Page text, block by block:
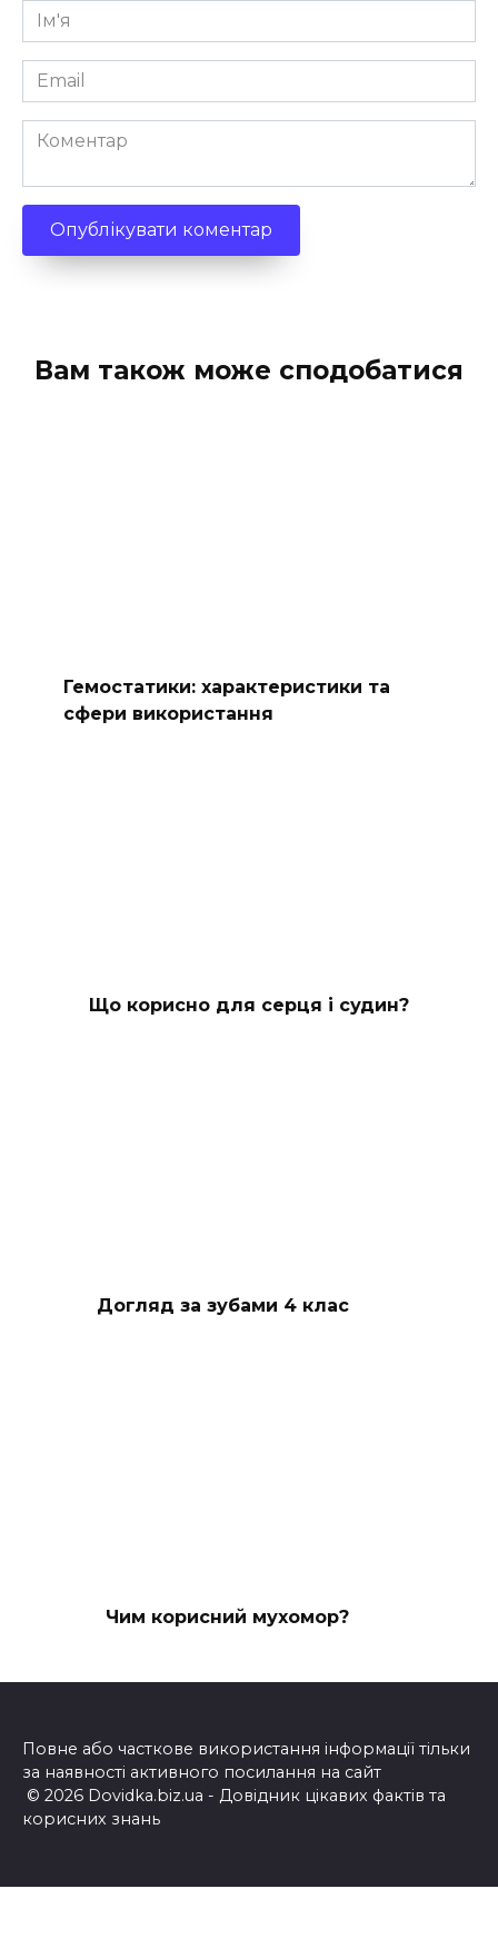
Ім'я
*
Email
*
Коментар
Вам також може сподобатися
Гемостатики: характеристики та
сфери використання
Що корисно для серця і судин?
Догляд за зубами 4 клас
Чим корисний мухомор?
Повне або часткове використання інформації тільки
за наявності активного посилання на сайт
© 2026 Dovidka.biz.ua - Довідник цікавих фактів та
корисних знань